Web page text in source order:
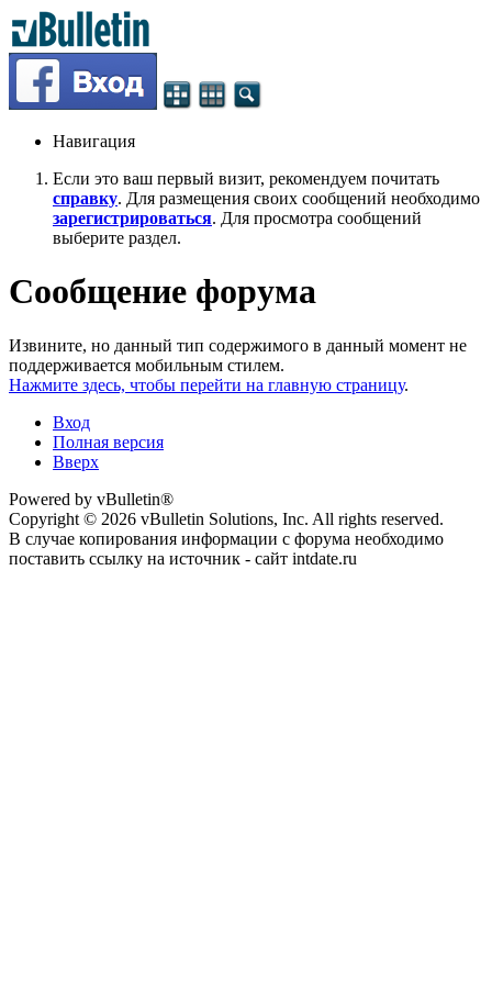
Навигация
Если это ваш первый визит, рекомендуем почитать
справку. Для размещения своих сообщений необходимо
зарегистрироваться. Для просмотра сообщений
выберите раздел.
Сообщение форума
Извините, но данный тип содержимого в данный момент не
поддерживается мобильным стилем.
Нажмите здесь, чтобы перейти на главную страницу.
Вход
Полная версия
Вверх
Powered by vBulletin®
Copyright © 2026 vBulletin Solutions, Inc. All rights reserved.
В случае копирования информации с форума необходимо
поставить ссылку на источник - сайт intdate.ru